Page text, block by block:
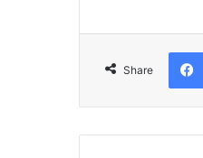
Share